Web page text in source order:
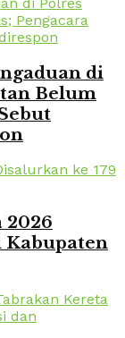
di
Belum
2026
Kabupaten